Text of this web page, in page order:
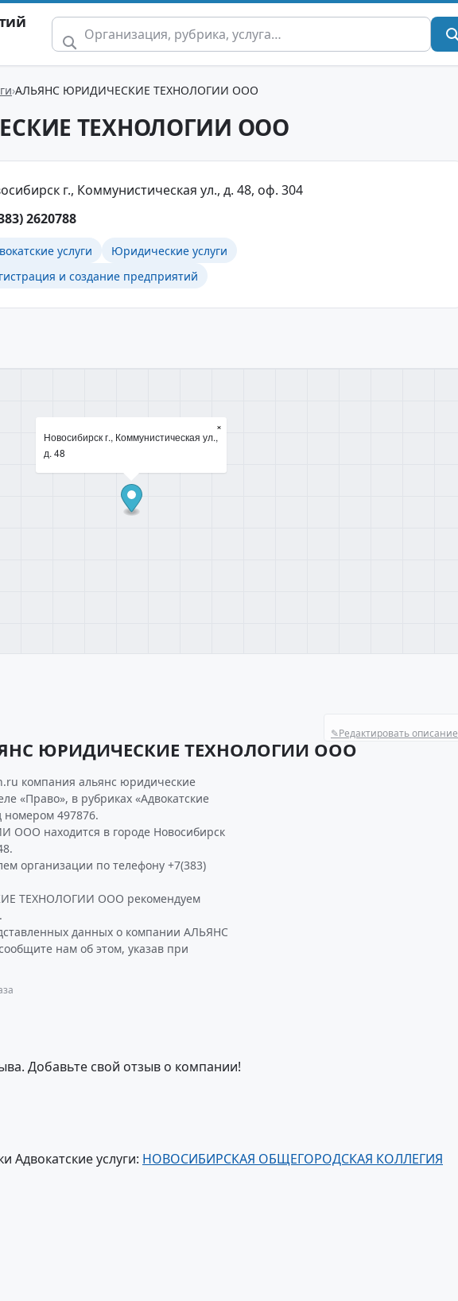
АЛЬЯНС ЮРИДИЧЕСКИЕ ТЕХНОЛОГИИ ООО
ТЕХНОЛОГИИ ООО
г., Коммунистическая ул., д. 48, оф. 304
2620788
услуги
Юридические услуги
и создание предприятий
Новосибирск г., Коммунистическая ул.,
д. 48
×
✎Редактировать описание
ЮРИДИЧЕСКИЕ ТЕХНОЛОГИИ ООО
компания альянс юридические
«Право», в рубриках «Адвокатские
номером 497876.
находится в городе Новосибирск
организации по телефону +7(383)
ТЕХНОЛОГИИ ООО рекомендуем
данных о компании АЛЬЯНС
нам об этом, указав при
Добавьте свой отзыв о компании!
Адвокатские услуги: НОВОСИБИРСКАЯ ОБЩЕГОРОДСКАЯ КОЛЛЕГИЯ